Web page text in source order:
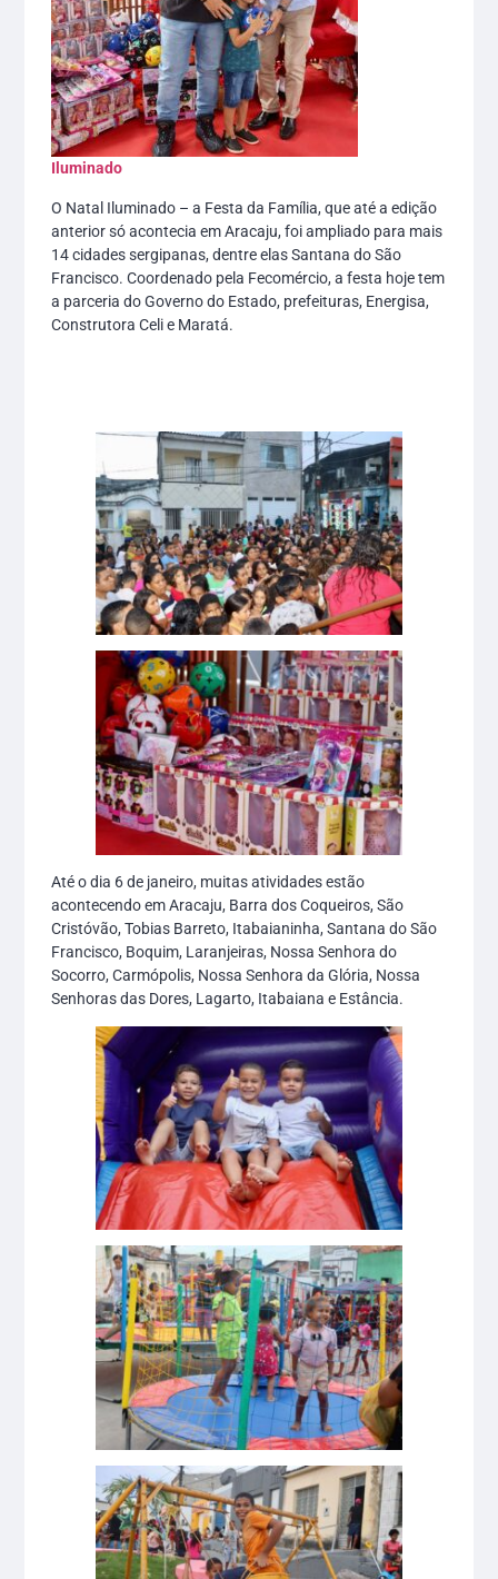
Iluminado
O Natal Iluminado – a Festa da Família, que até a edição
anterior só acontecia em Aracaju, foi ampliado para mais
14 cidades sergipanas, dentre elas Santana do São
Francisco. Coordenado pela Fecomércio, a festa hoje tem
a parceria do Governo do Estado, prefeituras, Energisa,
Construtora Celi e Maratá.
Até o dia 6 de janeiro, muitas atividades estão
acontecendo em Aracaju, Barra dos Coqueiros, São
Cristóvão, Tobias Barreto, Itabaianinha, Santana do São
Francisco, Boquim, Laranjeiras, Nossa Senhora do
Socorro, Carmópolis, Nossa Senhora da Glória, Nossa
Senhoras das Dores, Lagarto, Itabaiana e Estância.